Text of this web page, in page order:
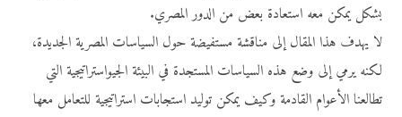
بشكل يمكن معه استعادة بعض من الدور المصري.
لا يهدف هذا المقال إلى مناقشة مستفيضة حول السياسات المصرية الجديدة،
لكنه يرمي إلى وضع هذه السياسات المستجدة في البيئة الجيواستراتيجية التي
تطالعنا الأعوام القادمة وكيف يمكن توليد استجابات استراتيجية للتعامل معها